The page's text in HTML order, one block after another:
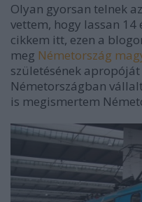
Olyan gyorsan telnek
vettem, hogy lassan 14
cikkem itt, ezen a
meg Németország
születésének
Németországban
is megismertem